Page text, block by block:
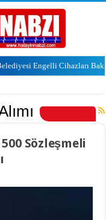
Engelli Cihazları
Sözleşmeli